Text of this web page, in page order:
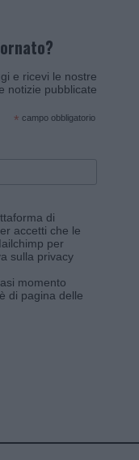
e ricevi le nostre
notizie pubblicate
* campo obbligatorio
di
accetti che le
per
sulla privacy
momento
di pagina delle